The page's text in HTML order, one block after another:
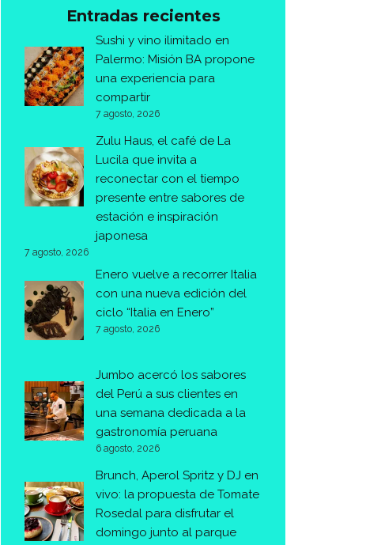
Entradas recientes
Sushi y vino ilimitado en
Palermo: Misión BA propone
una experiencia para
compartir
7 agosto, 2026
Zulu Haus, el café de La
Lucila que invita a
reconectar con el tiempo
presente entre sabores de
estación e inspiración
japonesa
7 agosto, 2026
Enero vuelve a recorrer Italia
con una nueva edición del
ciclo “Italia en Enero”
7 agosto, 2026
Jumbo acercó los sabores
del Perú a sus clientes en
una semana dedicada a la
gastronomía peruana
6 agosto, 2026
Brunch, Aperol Spritz y DJ en
vivo: la propuesta de Tomate
Rosedal para disfrutar el
domingo junto al parque